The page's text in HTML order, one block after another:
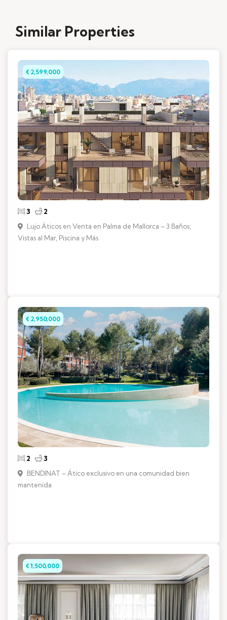
Similar Properties
€ 2,599,000
3 2
Lujo Áticos en Venta en Palma de Mallorca – 3 Baños,
Vistas al Mar, Piscina y Más
€ 2,950,000
2 3
BENDINAT – Ático exclusivo en una comunidad bien
mantenida
€ 1,500,000